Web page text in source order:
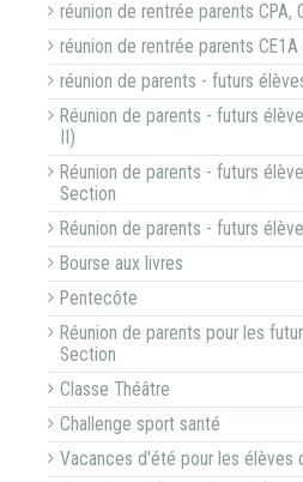
réunion de rentrée parents CPA,
réunion de rentrée parents CE1A
réunion de parents - futurs
Réunion de parents - futurs
II)
Réunion de parents - futurs
Section
Réunion de parents - futurs
Bourse aux livres
Pentecôte
Réunion de parents pour les
Section
Classe Théâtre
Challenge sport santé
Vacances d'été pour les élèves